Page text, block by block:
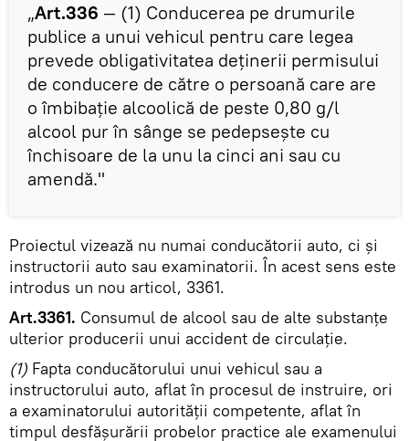
„Art.336 — (1) Conducerea pe drumurile
publice a unui vehicul pentru care legea
prevede obligativitatea deținerii permisului
de conducere de către o persoană care are
o îmbibație alcoolică de peste 0,80 g/l
alcool pur în sânge se pedepsește cu
închisoare de la unu la cinci ani sau cu
amendă."
Proiectul vizează nu numai conducătorii auto, ci și
instructorii auto sau examinatorii. În acest sens este
introdus un nou articol, 3361.
Art.3361. Consumul de alcool sau de alte substanțe
ulterior producerii unui accident de circulație.
(1) Fapta conducătorului unui vehicul sau a
instructorului auto, aflat în procesul de instruire, ori
a examinatorului autorității competente, aflat în
timpul desfășurării probelor practice ale examenului